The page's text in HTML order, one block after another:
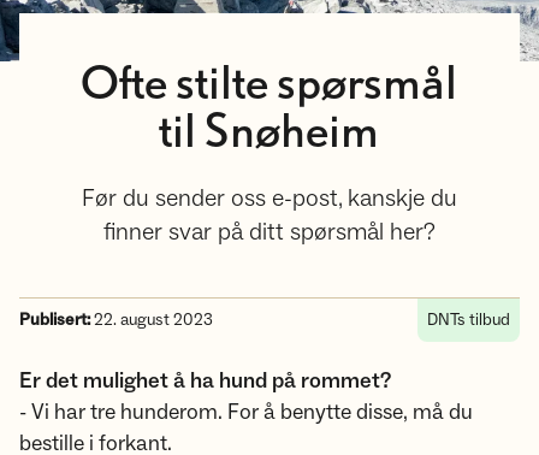
Ofte stilte spørsmål
til Snøheim
Før du sender oss e-post, kanskje du
finner svar på ditt spørsmål her?
Publisert:22. august 2023 DNTs tilbud
Er det mulighet å ha hund på rommet?
- Vi har tre hunderom. For å benytte disse, må du
bestille i forkant.